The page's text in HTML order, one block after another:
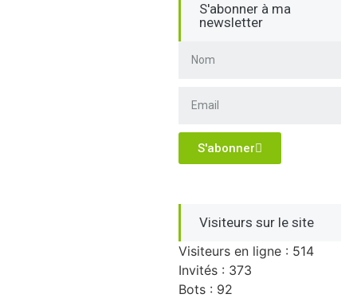
S'abonner à ma
newsletter
S'abonner
Visiteurs sur le site
Visiteurs en ligne : 514
Invités : 373
Bots : 92